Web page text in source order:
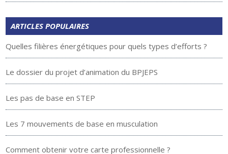
ARTICLES POPULAIRES
Quelles filières énergétiques pour quels types d’efforts ?
Le dossier du projet d’animation du BPJEPS
Les pas de base en STEP
Les 7 mouvements de base en musculation
Comment obtenir votre carte professionnelle ?